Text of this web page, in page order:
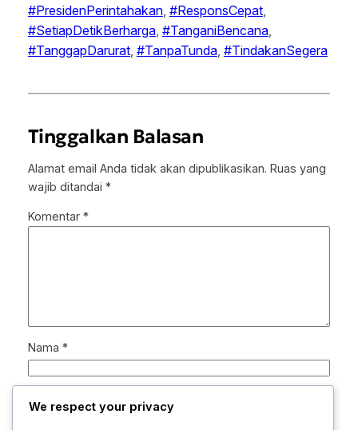
#PresidenPerintahakan, #ResponsCepat
#SetiapDetikBerharga, #TanganiBencana
#TanggapDarurat, #TanpaTunda, #TindakanSegera
Tinggalkan Balasan
Alamat email Anda tidak akan dipublikasikan. Ruas yang
wajib ditandai *
Komentar *
Nama *
We respect your privacy